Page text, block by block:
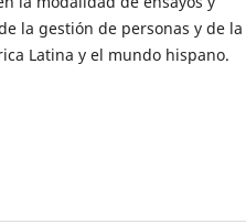
la gestión de personas y de la
Latina y el mundo hispano.